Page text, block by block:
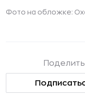
Фото на обложке: